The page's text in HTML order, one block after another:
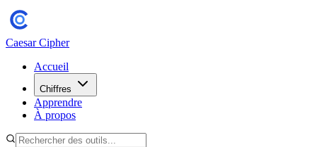
Caesar Cipher
Accueil
Chiffres
Apprendre
À propos